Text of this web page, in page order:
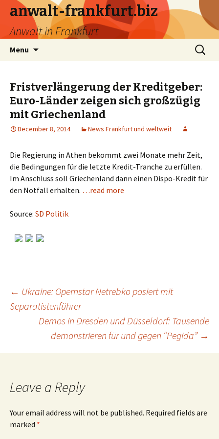
anwalt-frankfurt.biz
Anwalt in Frankfurt
Menu
Search
for:
Fristverlängerung der Kreditgeber:
Euro-Länder zeigen sich großzügig
mit Griechenland
December 8, 2014 News Frankfurt und weltweit
Die Regierung in Athen bekommt zwei Monate mehr Zeit,
die Bedingungen für die letzte Kredit-Tranche zu erfüllen.
Im Anschluss soll Griechenland dann einen Dispo-Kredit für
den Notfall erhalten. …read more
Source: SD Politik
Post
navigation
← Ukraine: Opernstar Netrebko posiert mit
Separatistenführer
Demos in Dresden und Düsseldorf: Tausende
demonstrieren für und gegen “Pegida” →
Leave a Reply
Your email address will not be published. Required fields are
marked *